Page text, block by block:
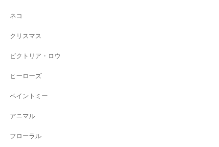
ネコ
クリスマス
ビクトリア・ロウ
ヒーローズ
ペイントミー
アニマル
フローラル